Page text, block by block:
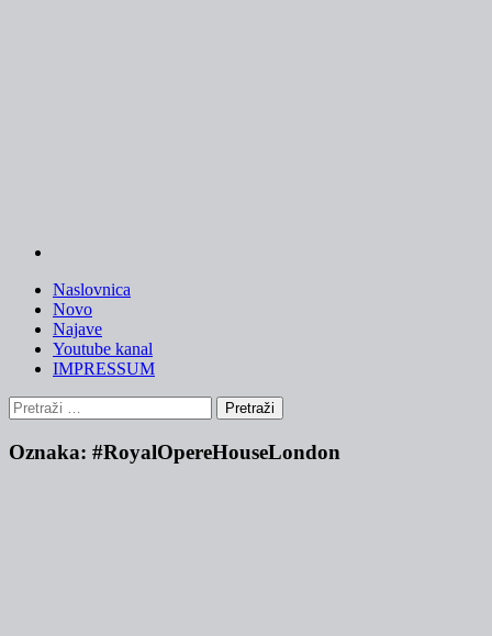
Naslovnica
Novo
Najave
Youtube kanal
IMPRESSUM
Pretraži:
Oznaka: #RoyalOpereHouseLondon